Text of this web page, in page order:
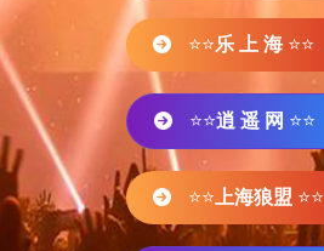
⭐⭐乐 上 海 ⭐⭐
⭐⭐逍 遥 网 ⭐⭐
⭐⭐ 上海狼盟 ⭐⭐